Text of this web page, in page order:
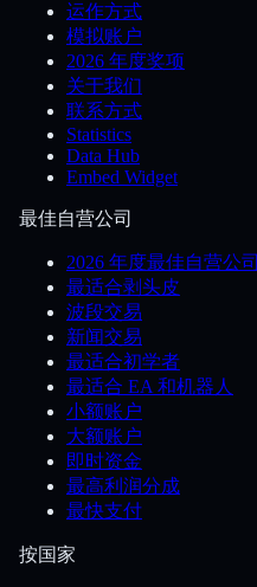
运作方式
模拟账户
2026 年度奖项
关于我们
联系方式
Statistics
Data Hub
Embed Widget
最佳自营公司
2026 年度最佳自营公司
最适合剥头皮
波段交易
新闻交易
最适合初学者
最适合 EA 和机器人
小额账户
大额账户
即时资金
最高利润分成
最快支付
按国家